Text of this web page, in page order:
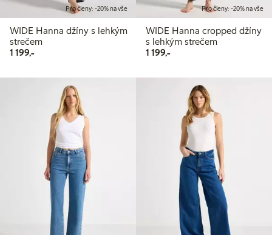
Pro členy: -20% na vše
WIDE Hanna džíny s lehkým
strečem
1 199,-1 199,00 Kč
Pro členy: -20% na vše
WIDE Hanna cropped džíny
s lehkým strečem
1 199,-1 199,00 Kč